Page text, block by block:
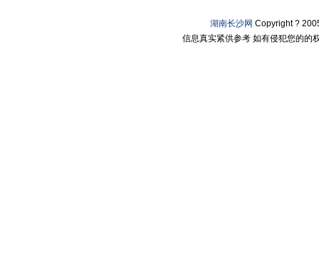
湖南长沙网 Copyright ?
信息真实紧供参考 如有侵犯您的的